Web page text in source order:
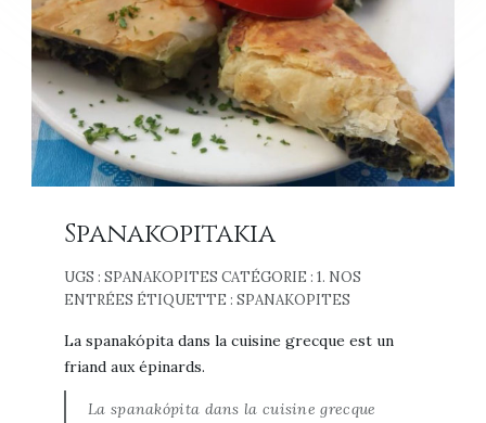
Spanakopitakia
UGS : SPANAKOPITES CATÉGORIE : 1. NOS
ENTRÉES ÉTIQUETTE : SPANAKOPITES
La spanakópita dans la cuisine grecque est un
friand aux épinards.
La spanakópita dans la cuisine grecque